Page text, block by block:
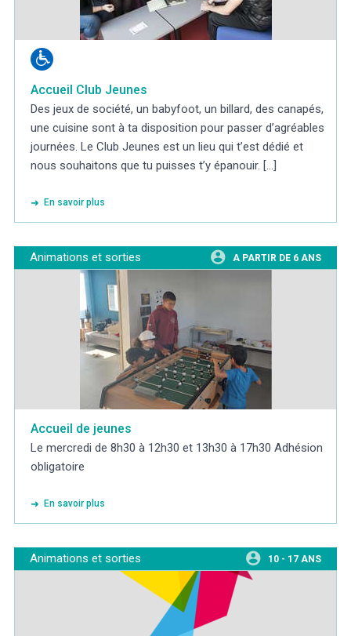
Accueil Club Jeunes
Des jeux de société, un babyfoot, un billard, des canapés,
une cuisine sont à ta disposition pour passer d’agréables
journées. Le Club Jeunes est un lieu qui t’est dédié et
nous souhaitons que tu puisses t’y épanouir. [...]
En savoir plus
Animations et sorties A PARTIR DE 6 ANS
Accueil de jeunes
Le mercredi de 8h30 à 12h30 et 13h30 à 17h30 Adhésion
obligatoire
En savoir plus
Animations et sorties 10 - 17 ANS